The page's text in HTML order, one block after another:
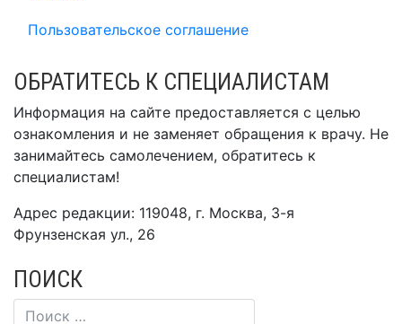
Пользовательское соглашение
ОБРАТИТЕСЬ К СПЕЦИАЛИСТАМ
Информация на сайте предоставляется с целью
ознакомления и не заменяет обращения к врачу. Не
занимайтесь самолечением, обратитесь к
специалистам!
Адрес редакции: 119048, г. Москва, 3-я
Фрунзенская ул., 26
ПОИСК